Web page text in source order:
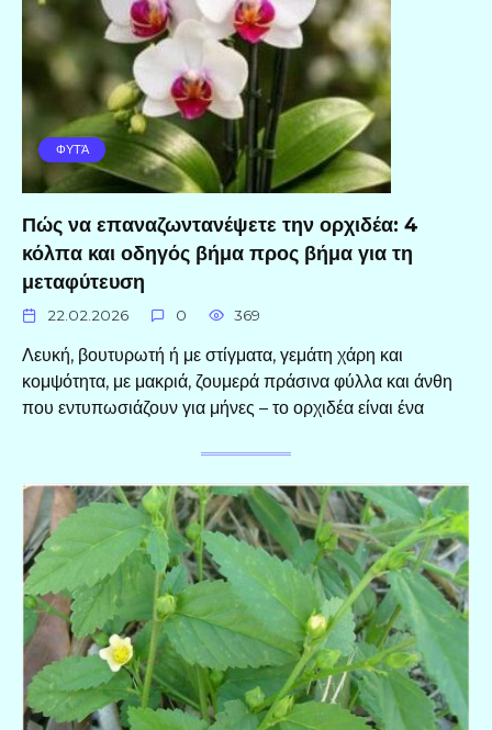
ΦΥΤΆ
Πώς να επαναζωντανέψετε την ορχιδέα: 4
κόλπα και οδηγός βήμα προς βήμα για τη
μεταφύτευση
22.02.2026 0 369
Λευκή, βουτυρωτή ή με στίγματα, γεμάτη χάρη και
κομψότητα, με μακριά, ζουμερά πράσινα φύλλα και άνθη
που εντυπωσιάζουν για μήνες – το ορχιδέα είναι ένα